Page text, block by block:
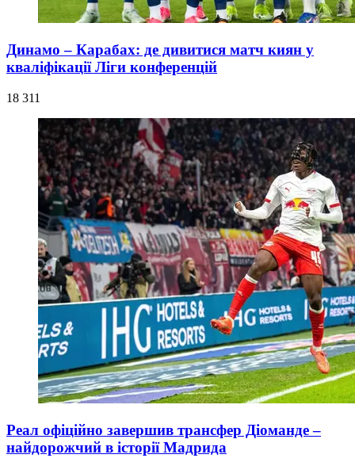
Динамо – Карабах: де дивитися матч киян у
кваліфікації Ліги конференцій
18 311
Реал офіційно завершив трансфер Діоманде –
найдорожчий в історії Мадрида